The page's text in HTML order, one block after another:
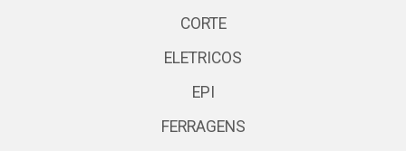
CORTE
ELETRICOS
EPI
FERRAGENS